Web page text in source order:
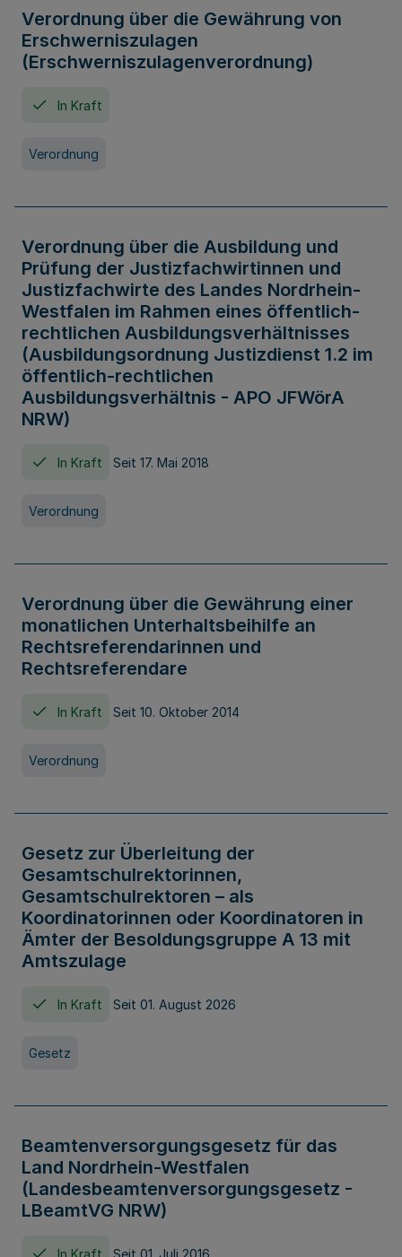
Verordnung über die Gewährung von
Erschwerniszulagen
(Erschwerniszulagenverordnung)
In Kraft
Verordnung
Verordnung über die Ausbildung und
Prüfung der Justizfachwirtinnen und
Justizfachwirte des Landes Nordrhein-
Westfalen im Rahmen eines öffentlich-
rechtlichen Ausbildungsverhältnisses
(Ausbildungsordnung Justizdienst 1.2 im
öffentlich-rechtlichen
Ausbildungsverhältnis - APO JFWörA
NRW)
In Kraft Seit 17. Mai 2018
Verordnung
Verordnung über die Gewährung einer
monatlichen Unterhaltsbeihilfe an
Rechtsreferendarinnen und
Rechtsreferendare
In Kraft Seit 10. Oktober 2014
Verordnung
Gesetz zur Überleitung der
Gesamtschulrektorinnen,
Gesamtschulrektoren – als
Koordinatorinnen oder Koordinatoren in
Ämter der Besoldungsgruppe A 13 mit
Amtszulage
In Kraft Seit 01. August 2026
Gesetz
Beamtenversorgungsgesetz für das
Land Nordrhein-Westfalen
(Landesbeamtenversorgungsgesetz -
LBeamtVG NRW)
In Kraft Seit 01. Juli 2016